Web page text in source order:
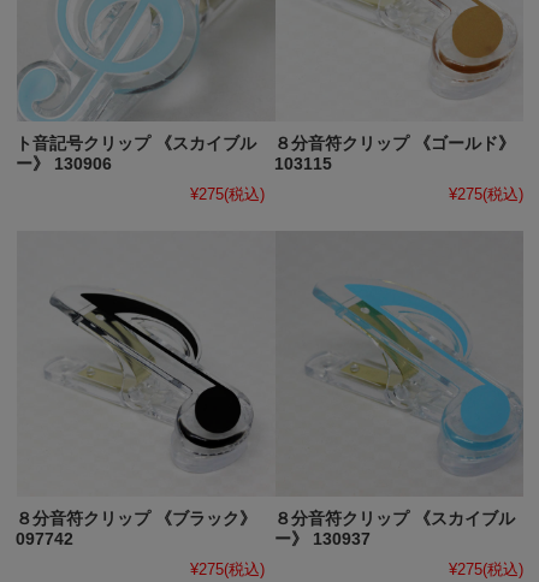
ト音記号クリップ 《スカイブル
ー》 130906
¥275(税込)
８分音符クリップ 《ゴールド》
103115
¥275(税込)
８分音符クリップ 《ブラック》
097742
¥275(税込)
８分音符クリップ 《スカイブル
ー》 130937
¥275(税込)